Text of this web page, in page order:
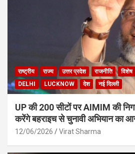
राष्ट्रीय राज्य उत्तर प्रदेश राजनीति विशेष
DELHI
LUCKNOW देश नई दिल्ली
UP की 200 सीटों पर AIMIM की
करेंगे बहराइच से चुनावी अभियान का
12/06/2026 Virat Sharma